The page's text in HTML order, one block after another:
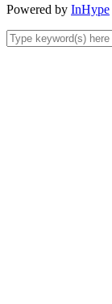
Powered by InHype